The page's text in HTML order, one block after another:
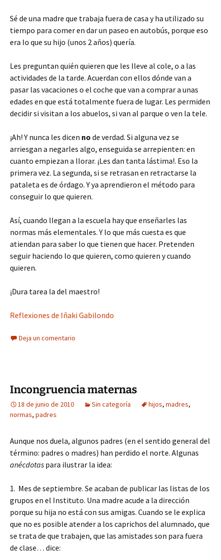
Sé de una madre que trabaja fuera de casa y ha utilizado su
tiempo para comer en dar un paseo en autobús, porque eso
era lo que su hijo (unos 2 años) quería.
Les preguntan quién quieren que les lleve al cole, o a las
actividades de la tarde. Acuerdan con ellos dónde van a
pasar las vacaciones o el coche que van a comprar a unas
edades en que está totalmente fuera de lugar. Les permiden
decidir si visitan a los abuelos, si van al parque o ven la tele.
¡Ah! Y nunca les dicen no de verdad. Si alguna vez se
arriesgan a negarles algo, enseguida se arrepienten: en
cuanto empiezan a llorar. ¡Les dan tanta lástima!. Eso la
primera vez. La segunda, si se retrasan en retractarse la
pataleta es de órdago. Y ya aprendieron el método para
conseguir lo que quieren.
Así, cuando llegan a la escuela hay que enseñarles las
normas más elementales. Y lo que más cuesta es que
atiendan para saber lo que tienen que hacer. Pretenden
seguir haciendo lo que quieren, como quieren y cuando
quieren.
¡Dura tarea la del maestro!
Reflexiones de Iñaki Gabilondo
Deja un comentario
Incongruencia maternas
18 de junio de 2010 Sin categoría hijos, madres,
normas, padres
Aunque nos duela, algunos padres (en el sentido general del
término: padres o madres) han perdido el norte. Algunas
anécdotas para ilustrar la idea:
1. Mes de septiembre. Se acaban de publicar las listas de los
grupos en el Instituto. Una madre acude a la dirección
porque su hija no está con sus amigas. Cuando se le explica
que no es posible atender a los caprichos del alumnado, que
se trata de que trabajen, que las amistades son para fuera
de clase… dice: